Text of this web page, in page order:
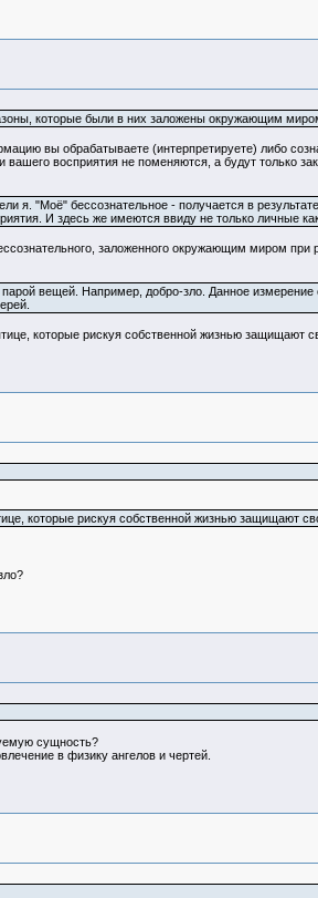
которые были в них заложены окружающим
вы обрабатываете (интерпретируете) либо
восприятия не поменяются, а будут только
я. "Моё" бессознательное - получается в
И здесь же имеются ввиду не только личные
заложенного окружающим миром при
вещей. Например, добро-зло. Данное
которые рискуя собственной жизнью защищают
которые рискуя собственной жизнью защищают
сущность?
в физику ангелов и чертей.